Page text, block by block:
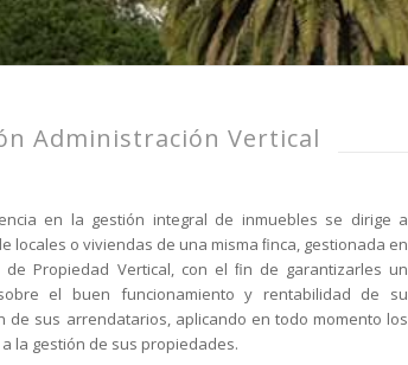
Administración Vertical
en la gestión integral de inmuebles se dirige a
locales o viviendas de una misma ﬁnca, gestionada en
Propiedad Vertical, con el ﬁn de garantizarles un
el buen funcionamiento y rentabilidad de su
de sus arrendatarios, aplicando en todo momento los
la gestión de sus propiedades.